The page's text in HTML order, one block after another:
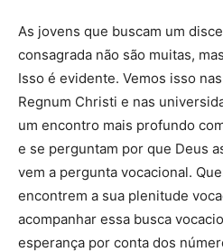
As jovens que buscam um
consagrada não são muitas,
Isso é evidente. Vemos isso
Regnum Christi e nas
um encontro mais profundo
e se perguntam por que Deus
vem a pergunta vocacional.
encontrem a sua plenitude
acompanhar essa busca
esperança por conta dos